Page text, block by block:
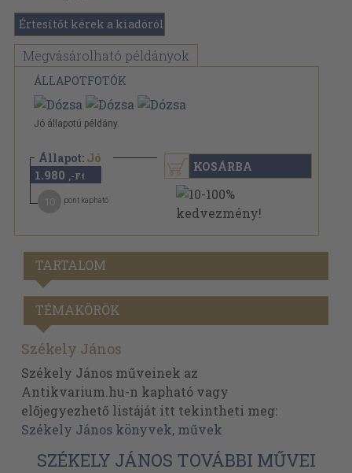
Értesítőt kérek a kiadóról
Megvásárolható példányok
ÁLLAPOTFOTÓK
Jó állapotú példány.
Állapot: Jó
1.980 ,-Ft
pont kapható
KOSÁRBA
TARTALOM
TÉMAKÖRÖK
Székely János
Székely János műveinek az
Antikvarium.hu-n kapható vagy
előjegyezhető listáját itt tekintheti meg:
Székely János könyvek, művek
SZÉKELY JÁNOS TOVÁBBI MŰVEI